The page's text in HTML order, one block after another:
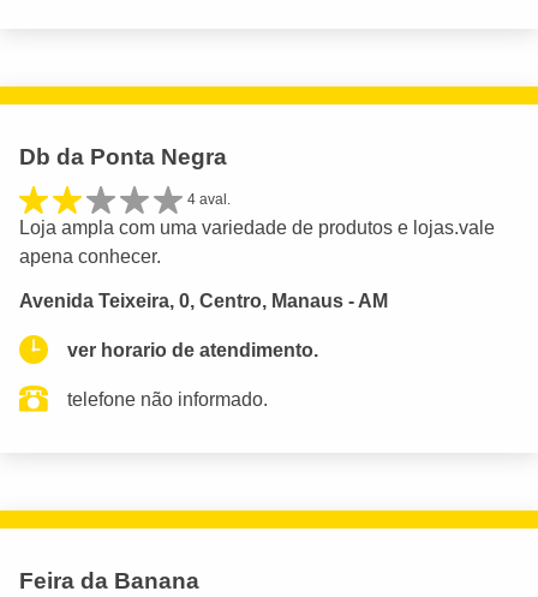
Db da Ponta Negra
4 aval.
Loja ampla com uma variedade de produtos e lojas.vale
apena conhecer.
Avenida Teixeira, 0, Centro, Manaus - AM
ver horario de atendimento.
telefone não informado.
Feira da Banana